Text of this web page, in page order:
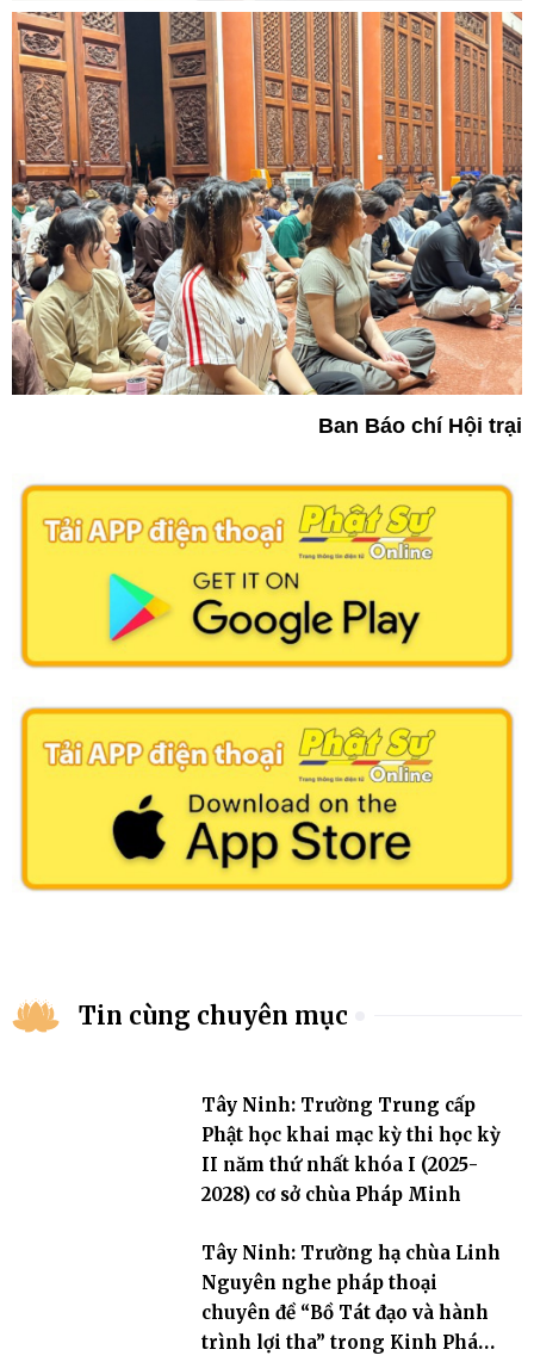
Ban Báo chí Hội trại
Tin cùng chuyên mục
Tây Ninh: Trường Trung cấp
Phật học khai mạc kỳ thi học kỳ
II năm thứ nhất khóa I (2025-
2028) cơ sở chùa Pháp Minh
Tây Ninh: Trường hạ chùa Linh
Nguyên nghe pháp thoại
chuyên đề “Bồ Tát đạo và hành
trình lợi tha” trong Kinh Pháp